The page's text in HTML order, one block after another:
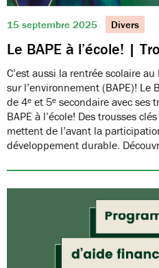
15 septembre 2025 Divers
Le BAPE à l’école! |
C’est aussi la rentrée scolaire
sur l’environnement (BAPE)! Le
de 4ᵉ et 5ᵉ secondaire avec ses
BAPE à l’école! Des trousses
mettent de l’avant la
développement durable.